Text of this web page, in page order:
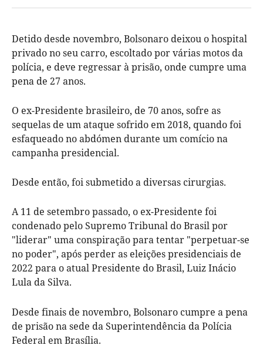
Detido desde novembro, Bolsonaro deixou o hospital
privado no seu carro, escoltado por várias motos da
polícia, e deve regressar à prisão, onde cumpre uma
pena de 27 anos.
O ex-Presidente brasileiro, de 70 anos, sofre as
sequelas de um ataque sofrido em 2018, quando foi
esfaqueado no abdómen durante um comício na
campanha presidencial.
Desde então, foi submetido a diversas cirurgias.
A 11 de setembro passado, o ex-Presidente foi
condenado pelo Supremo Tribunal do Brasil por
"liderar" uma conspiração para tentar "perpetuar-se
no poder", após perder as eleições presidenciais de
2022 para o atual Presidente do Brasil, Luiz Inácio
Lula da Silva.
Desde finais de novembro, Bolsonaro cumpre a pena
de prisão na sede da Superintendência da Polícia
Federal em Brasília.